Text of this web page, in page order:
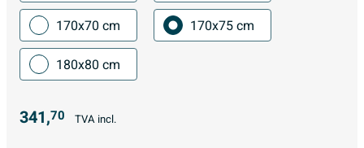
170x70 cm
170x75 cm
180x80 cm
341,70 TVA incl.